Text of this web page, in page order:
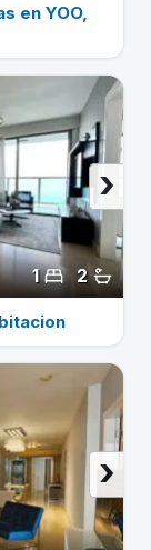
en YOO,
2
1
›
›